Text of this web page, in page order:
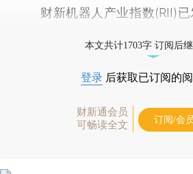
财新机器人产业指数(RII)已
本文共计1703字 订阅后
登录 后获取已订阅的
财新通会员
可畅读全文
订阅/会